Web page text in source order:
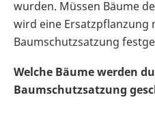
wurden. Müssen Bäume
wird eine Ersatzpflanzung
Baumschutzsatzung
Welche Bäume werden
Baumschutzsatzung